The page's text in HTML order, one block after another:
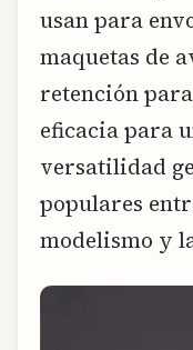
usan para
maquetas de
retención
eficacia para
versatilidad
populares
modelismo y